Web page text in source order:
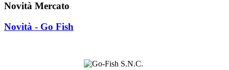
Novità Mercato
Novità - Go Fish